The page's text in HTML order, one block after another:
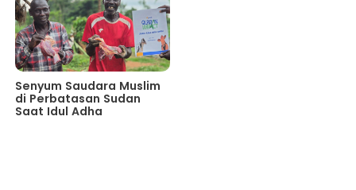
Senyum Saudara Muslim
di Perbatasan Sudan
Saat Idul Adha